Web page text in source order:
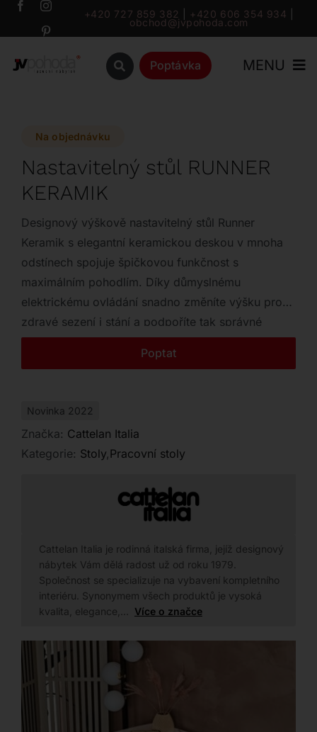
Přeskočit
+420 727 859 382 +420 606 354 934
obchod@jvpohoda.com
Poptávka MENU
Značky
Outlet
Kontakt
Na objednávku
Nastavitelný stůl RUNNER
KERAMIK
Designový výškově nastavitelný stůl Runner
Keramik s elegantní keramickou deskou v mnoha
odstínech spojuje špičkovou funkčnost s
maximálním pohodlím. Díky důmyslnému
elektrickému ovládání snadno změníte výšku pro
zdravé sezení i stání a podpoříte tak správné
držení těla při každodenní práci.
Poptat
Novinka 2022
Značka: Cattelan Italia
Kategorie: Stoly,Pracovní stoly
Cattelan Italia je rodinná italská firma, jejíž designový
nábytek Vám dělá radost už od roku 1979.
Společnost se specializuje na vybavení kompletního
interiéru. Synonymem všech produktů je vysoká
kvalita, elegance,… Více o značce